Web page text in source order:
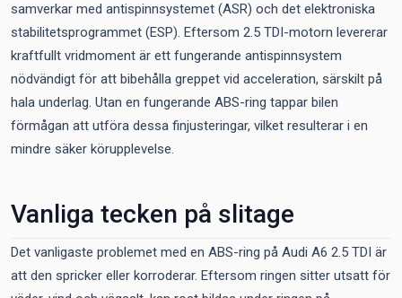
samverkar med antispinnsystemet (ASR) och det elektroniska
stabilitetsprogrammet (ESP). Eftersom 2.5 TDI-motorn levererar
kraftfullt vridmoment är ett fungerande antispinnsystem
nödvändigt för att bibehålla greppet vid acceleration, särskilt på
hala underlag. Utan en fungerande ABS-ring tappar bilen
förmågan att utföra dessa finjusteringar, vilket resulterar i en
mindre säker körupplevelse.
Vanliga tecken på slitage
Det vanligaste problemet med en ABS-ring på Audi A6 2.5 TDI är
att den spricker eller korroderar. Eftersom ringen sitter utsatt för